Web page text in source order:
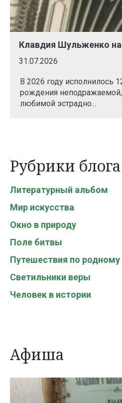
Клавдия Шульженко
31.07.2026
В 2026 году исполнилось
рождения
любимой эстрадно...
Рубрики
Литературный альбом
Мир искусства
Окно в природу
Поле битвы
Путешествия по
Светильники веры
Человек в истории
Афиша